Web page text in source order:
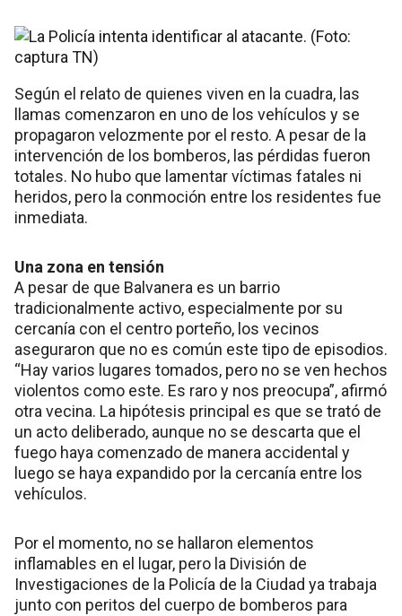
Según el relato de quienes viven en la cuadra, las
llamas comenzaron en uno de los vehículos y se
propagaron velozmente por el resto. A pesar de la
intervención de los bomberos, las pérdidas fueron
totales. No hubo que lamentar víctimas fatales ni
heridos, pero la conmoción entre los residentes fue
inmediata.
Una zona en tensión
A pesar de que Balvanera es un barrio
tradicionalmente activo, especialmente por su
cercanía con el centro porteño, los vecinos
aseguraron que no es común este tipo de episodios.
“Hay varios lugares tomados, pero no se ven hechos
violentos como este. Es raro y nos preocupa”, afirmó
otra vecina. La hipótesis principal es que se trató de
un acto deliberado, aunque no se descarta que el
fuego haya comenzado de manera accidental y
luego se haya expandido por la cercanía entre los
vehículos.
Por el momento, no se hallaron elementos
inflamables en el lugar, pero la División de
Investigaciones de la Policía de la Ciudad ya trabaja
junto con peritos del cuerpo de bomberos para